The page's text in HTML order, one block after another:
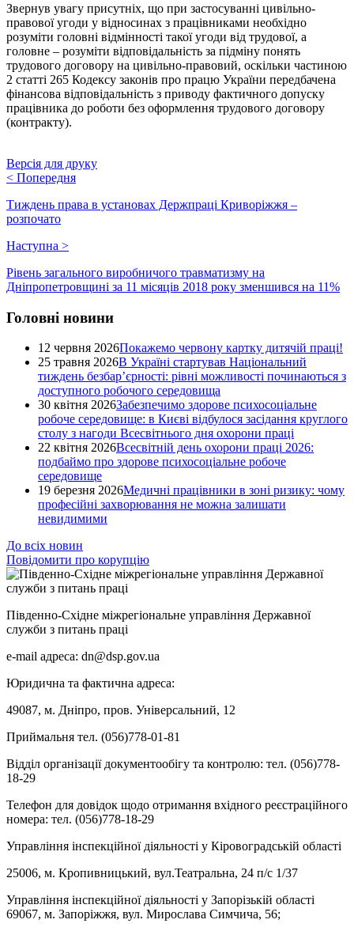
Звернув увагу присутніх, що при застосуванні цивільно-
правової угоди у відносинах з працівниками необхідно
розуміти головні відмінності такої угоди від трудової, а
головне – розуміти відповідальність за підміну понять
трудового договору на цивільно-правовий, оскільки частиною
2 статті 265 Кодексу законів про працю України передбачена
фінансова відповідальність з приводу фактичного допуску
працівника до роботи без оформлення трудового договору
(контракту).
Версія для друку
< Попередня
Тиждень права в установах Держпраці Криворіжжя –
розпочато
Наступна >
Рівень загального виробничого травматизму на
Дніпропетровщині за 11 місяців 2018 року зменшився на 11%
Головні новини
12 червня 2026Покажемо червону картку дитячій праці!
25 травня 2026В Україні стартував Національний
тиждень безбар’єрності: рівні можливості починаються з
доступного робочого середовища
30 квітня 2026Забезпечимо здорове психосоціальне
робоче середовище: в Києві відбулося засідання круглого
столу з нагоди Всесвітнього дня охорони праці
22 квітня 2026Всесвітній день охорони праці 2026:
подбаймо про здорове психосоціальне робоче
середовище
19 березня 2026Медичні працівники в зоні ризику: чому
професійні захворювання не можна залишати
невидимими
До всіх новин
Повідомити про корупцію
Південно-Східне міжрегіональне управління Державної
служби з питань праці
e-mail адреса: dn@dsp.gov.ua
Юридична та фактична адреса:
49087, м. Дніпро, пров. Універсальний, 12
Приймальня тел. (056)778-01-81
Відділ організації документообігу та контролю: тел. (056)778-
18-29
Телефон для довідок щодо отримання вхідного реєстраційного
номера: тел. (056)778-18-29
Управління інспекційної діяльності у Кіровоградській області
25006, м. Кропивницький, вул.Театральна, 24 п/с 1/37
Управління інспекційної діяльності у Запорізькій області
69067, м. Запоріжжя, вул. Мирослава Симчича, 56;